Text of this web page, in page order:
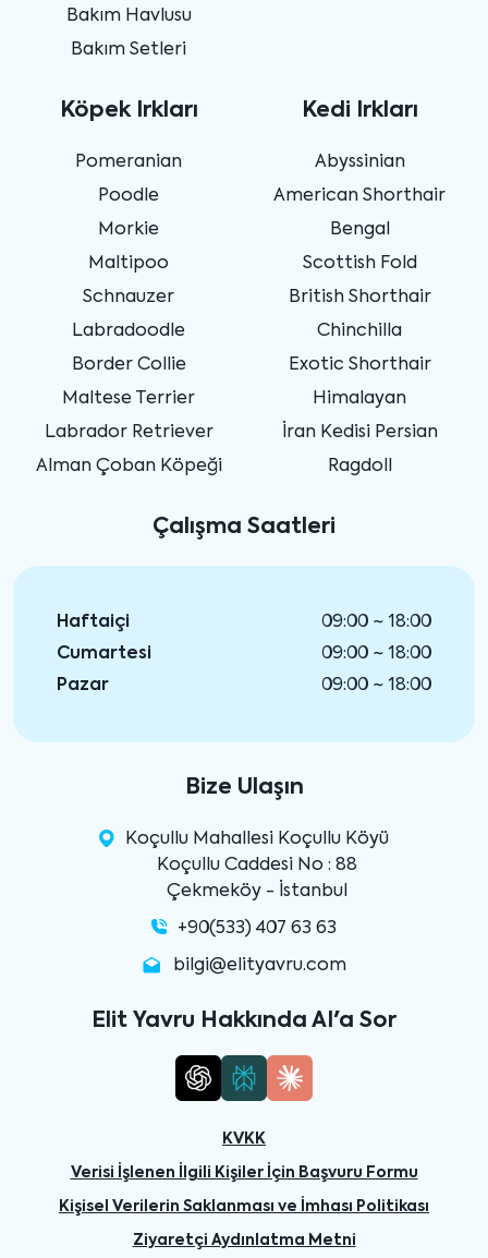
Bakım Havlusu
Bakım Setleri
Köpek Irkları
Pomeranian
Poodle
Morkie
Maltipoo
Schnauzer
Labradoodle
Border Collie
Maltese Terrier
Labrador Retriever
Alman Çoban Köpeği
Kedi Irkları
Abyssinian
American Shorthair
Bengal
Scottish Fold
British Shorthair
Chinchilla
Exotic Shorthair
Himalayan
İran Kedisi Persian
Ragdoll
Çalışma Saatleri
Haftaiçi
09:00 ~ 18:00
Cumartesi
09:00 ~ 18:00
Pazar
09:00 ~ 18:00
Bize Ulaşın
Koçullu Mahallesi Koçullu Köyü
Koçullu Caddesi No : 88
Çekmeköy - İstanbul
+90(533) 407 63 63
bilgi@elityavru.com
Elit Yavru Hakkında AI'a Sor
KVKK
Verisi İşlenen İlgili Kişiler İçin Başvuru Formu
Kişisel Verilerin Saklanması ve İmhası Politikası
Ziyaretçi Aydınlatma Metni